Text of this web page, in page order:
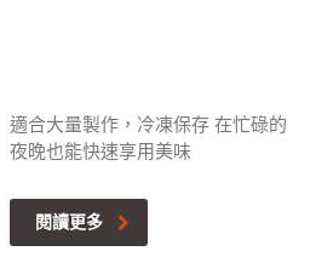
適合大量製作，冷凍保存 在忙碌的
夜晚也能快速享用美味
閱讀更多